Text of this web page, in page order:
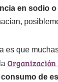
en sodio
es que
Organización
de